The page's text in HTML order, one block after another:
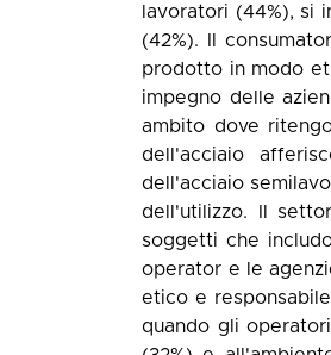
lavoratori (44%), si
(42%). Il
prodotto in modo
impegno delle
ambito dove
dell'acciaio
dell'acciaio
dell'utilizzo. Il
soggetti che
operator e le
etico e
quando gli